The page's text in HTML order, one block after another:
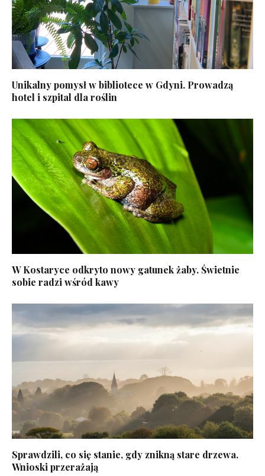
Unikalny pomysł w bibliotece w Gdyni. Prowadzą
hotel i szpital dla roślin
W Kostaryce odkryto nowy gatunek żaby. Świetnie
sobie radzi wśród kawy
Sprawdzili, co się stanie, gdy znikną stare drzewa.
Wnioski przerażają